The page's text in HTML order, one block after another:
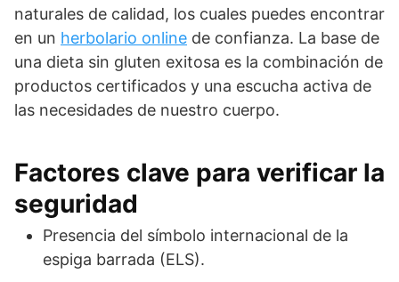
naturales de calidad, los cuales puedes encontrar
en un herbolario online de confianza. La base de
una dieta sin gluten exitosa es la combinación de
productos certificados y una escucha activa de
las necesidades de nuestro cuerpo.
Factores clave para verificar la
seguridad
Presencia del símbolo internacional de la
espiga barrada (ELS).